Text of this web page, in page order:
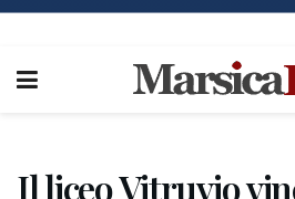
Il liceo Vitruvio